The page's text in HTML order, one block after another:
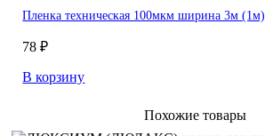
Пленка техническая 100мкм ширина 3м (1м)
78 ₽
В корзину
Похожие товары